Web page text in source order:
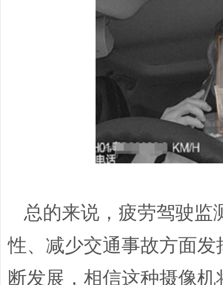
总的来说，疲劳驾驶监
性、减少交通事故方面
断发展，相信这种摄像